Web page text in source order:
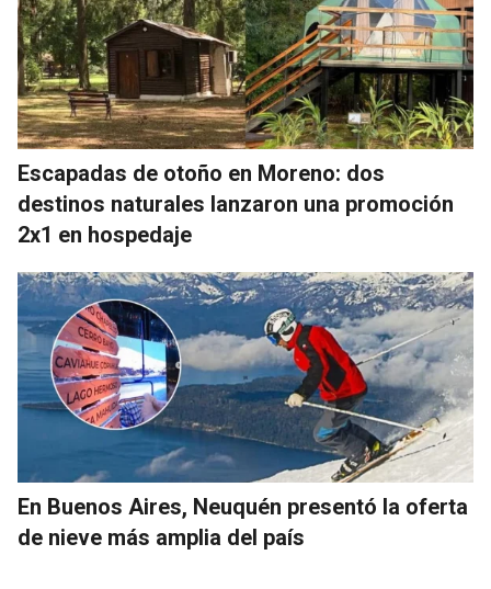
Escapadas de otoño en Moreno: dos
destinos naturales lanzaron una promoción
2x1 en hospedaje
En Buenos Aires, Neuquén presentó la oferta
de nieve más amplia del país